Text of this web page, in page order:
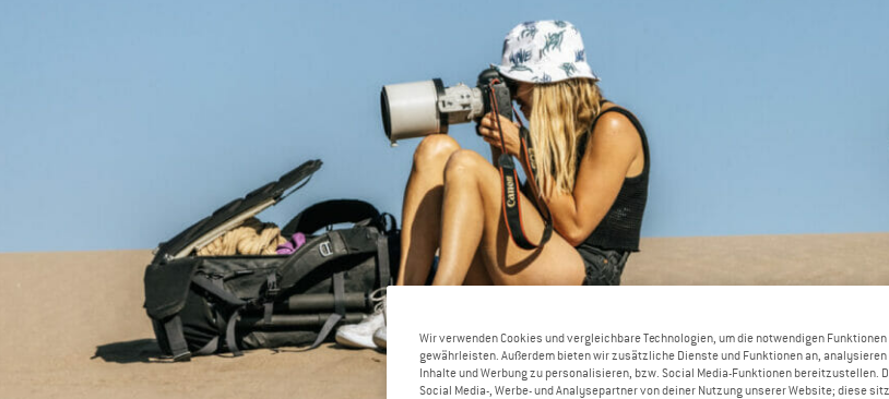
Wir verwenden Cookies und vergleichbare Technologien, um die notwendigen
gewährleisten. Außerdem bieten wir zusätzliche Dienste und Funktionen an,
Inhalte und Werbung zu personalisieren, bzw. Social Media-Funktionen bereitzustellen.
Social Media-, Werbe- und Analysepartner von deiner Nutzung unserer Website; diese